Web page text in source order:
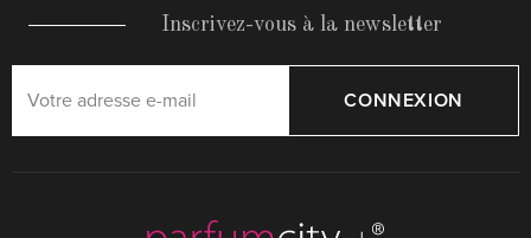
Inscrivez-vous à la newsletter
CONNEXION